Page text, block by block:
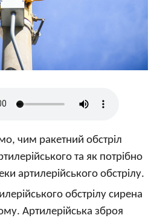
чим ракетний обстріл
та як потрібно
артилерійського обстрілу.
обстрілу сирена
Артилерійська зброя